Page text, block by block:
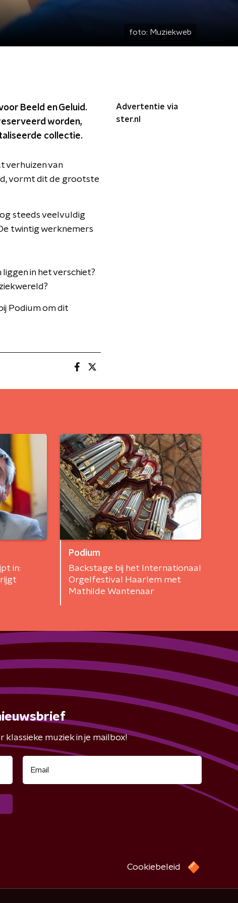
foto: Muziekweb
Beeld en Geluid.
worden,
collectie.
verhuizen van
vormt dit de grootste
steeds veelvuldig
twintig werknemers
in het verschiet?
Podium om dit
Advertentie via
ster.nl
in:
Podium
Backstage bij het Internationaal
Orgelfestival Haarlem met
Mathilde Wantenaar
klassieke muziek in je mailbox!
Cookiebeleid